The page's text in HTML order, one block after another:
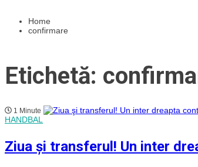
Home
confirmare
Etichetă:
1 Minute
HANDBAL
Ziua şi transferul! Un inter